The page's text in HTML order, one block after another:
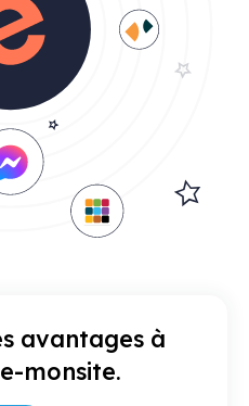
avantages à
monsite.